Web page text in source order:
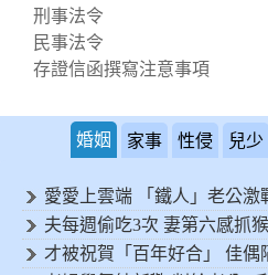
刑事法令
民事法令
存證信函撰寫注意事項
婚姻 家事 性侵 兒少
愛愛上雲端 「鐵人」老公激
夫每週偷吃3次 妻第六感抓猴
才被祝賀「百年好合」 佳偶